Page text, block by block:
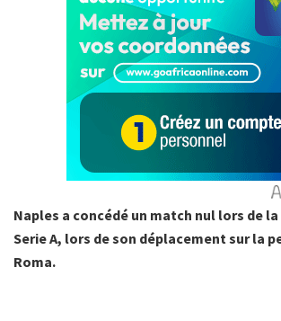
Naples a concédé un match nul lors de
Serie A, lors de son déplacement sur la
Roma.